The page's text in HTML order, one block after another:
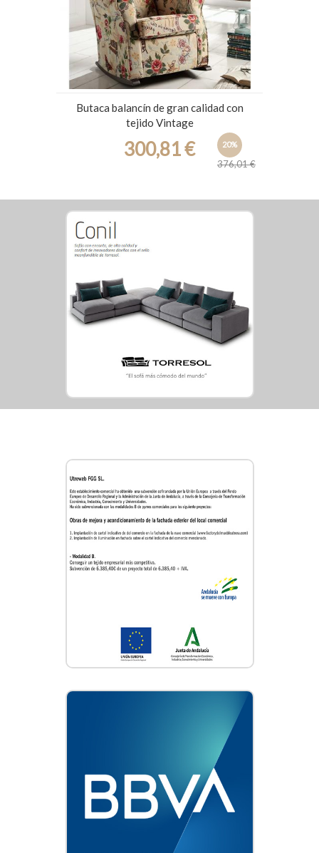
Butaca balancín de gran calidad con
tejido Vintage
20%
376,01 €
300,81 €